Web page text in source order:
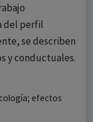
del perfil
se describen
y conductuales.
efectos